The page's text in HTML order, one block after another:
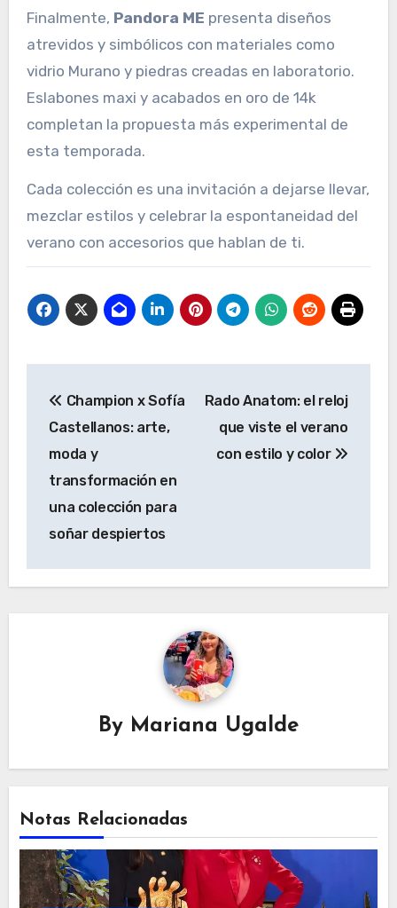
Finalmente, Pandora ME presenta diseños
atrevidos y simbólicos con materiales como
vidrio Murano y piedras creadas en laboratorio.
Eslabones maxi y acabados en oro de 14k
completan la propuesta más experimental de
esta temporada.
Cada colección es una invitación a dejarse llevar,
mezclar estilos y celebrar la espontaneidad del
verano con accesorios que hablan de ti.
de
entradas
Champion x Sofía
Castellanos: arte,
moda y
transformación en
una colección para
soñar despiertos
Rado Anatom: el reloj
que viste el verano
con estilo y color
By Mariana Ugalde
Notas Relacionadas